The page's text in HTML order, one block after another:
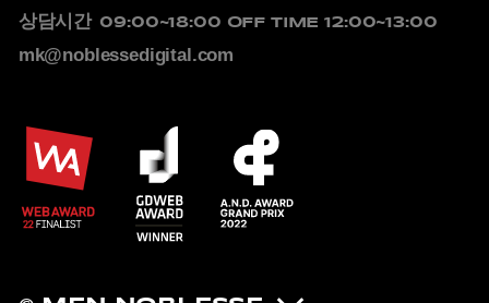
상담시간 09:00~18:00 OFF TIME 12:00~13:00
mk@noblessedigital.com